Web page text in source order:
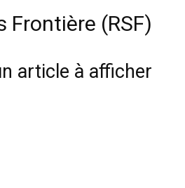
Frontière (RSF)
article à afficher